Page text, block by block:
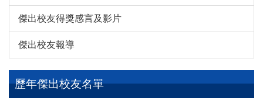
傑出校友得獎感言及影片
傑出校友報導
歷年傑出校友名單